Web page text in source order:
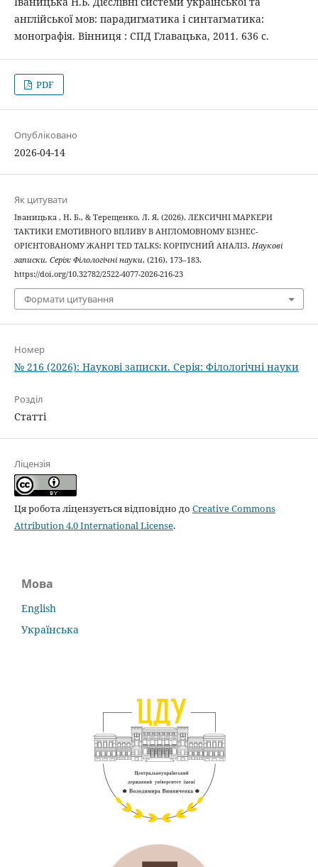
англійської мов: парадигматика і синтагматика:
монографія. Вінниця : СПД Главацька, 2011. 636 с.
PDF
Опубліковано
2026-04-14
Як цитувати
Іваницька , Н. Б., & Терещенко, Л. Я. (2026). ЛЕКСИЧНІ МАРКЕРИ
ТАКТИКИ ЕМОТИВНОГО ВПЛИВУ В АНГЛОМОВНОМУ БІЗНЕС-
ОРІЄНТОВАНОМУ ЖАНРІ TED TALKS: КОРПУСНИЙ АНАЛІЗ. Наукові
записки. Серія: Філологічні науки, (216), 173–183.
https://doi.org/10.32782/2522-4077-2026-216-23
Формати цитування
Номер
№ 216 (2026): Наукові записки. Серія: Філологічні науки
Розділ
Статті
Ліцензія
Ця робота ліцензується відповідно до Creative Commons
Attribution 4.0 International License.
Мова
English
Українська